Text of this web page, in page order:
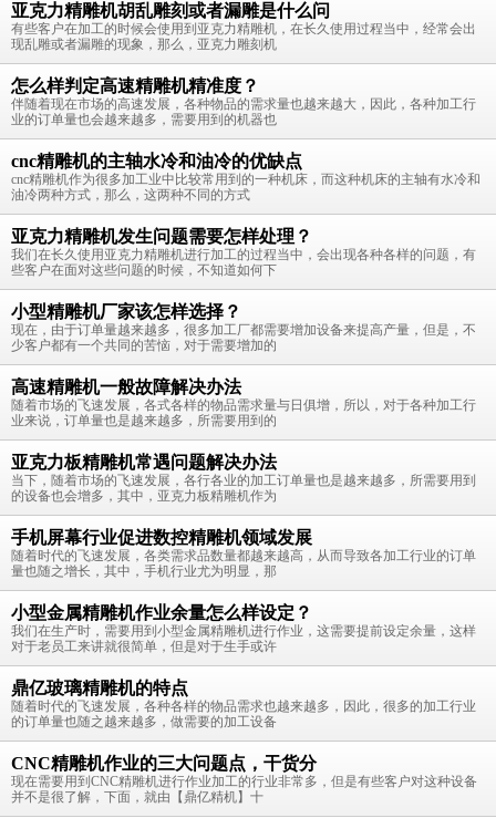
亚克力精雕机胡乱雕刻或者漏雕是什么问
有些客户在加工的时候会使用到亚克力精雕机，在长久使用过程当中，经常会出
现乱雕或者漏雕的现象，那么，亚克力雕刻机
怎么样判定高速精雕机精准度？
伴随着现在市场的高速发展，各种物品的需求量也越来越大，因此，各种加工行
业的订单量也会越来越多，需要用到的机器也
cnc精雕机的主轴水冷和油冷的优缺点
cnc精雕机作为很多加工业中比较常用到的一种机床，而这种机床的主轴有水冷和
油冷两种方式，那么，这两种不同的方式
亚克力精雕机发生问题需要怎样处理？
我们在长久使用亚克力精雕机进行加工的过程当中，会出现各种各样的问题，有
些客户在面对这些问题的时候，不知道如何下
小型精雕机厂家该怎样选择？
现在，由于订单量越来越多，很多加工厂都需要增加设备来提高产量，但是，不
少客户都有一个共同的苦恼，对于需要增加的
高速精雕机一般故障解决办法
随着市场的飞速发展，各式各样的物品需求量与日俱增，所以，对于各种加工行
业来说，订单量也是越来越多，所需要用到的
亚克力板精雕机常遇问题解决办法
当下，随着市场的飞速发展，各行各业的加工订单量也是越来越多，所需要用到
的设备也会增多，其中，亚克力板精雕机作为
手机屏幕行业促进数控精雕机领域发展
随着时代的飞速发展，各类需求品数量都越来越高，从而导致各加工行业的订单
量也随之增长，其中，手机行业尤为明显，那
小型金属精雕机作业余量怎么样设定？
我们在生产时，需要用到小型金属精雕机进行作业，这需要提前设定余量，这样
对于老员工来讲就很简单，但是对于生手或许
鼎亿玻璃精雕机的特点
随着时代的飞速发展，各种各样的物品需求也越来越多，因此，很多的加工行业
的订单量也随之越来越多，做需要的加工设备
CNC精雕机作业的三大问题点，干货分
现在需要用到CNC精雕机进行作业加工的行业非常多，但是有些客户对这种设备
并不是很了解，下面，就由【鼎亿精机】十